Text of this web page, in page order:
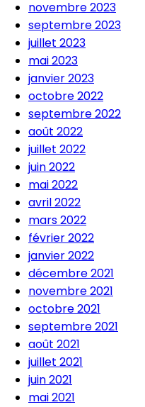
novembre 2023
septembre 2023
juillet 2023
mai 2023
janvier 2023
octobre 2022
septembre 2022
août 2022
juillet 2022
juin 2022
mai 2022
avril 2022
mars 2022
février 2022
janvier 2022
décembre 2021
novembre 2021
octobre 2021
septembre 2021
août 2021
juillet 2021
juin 2021
mai 2021